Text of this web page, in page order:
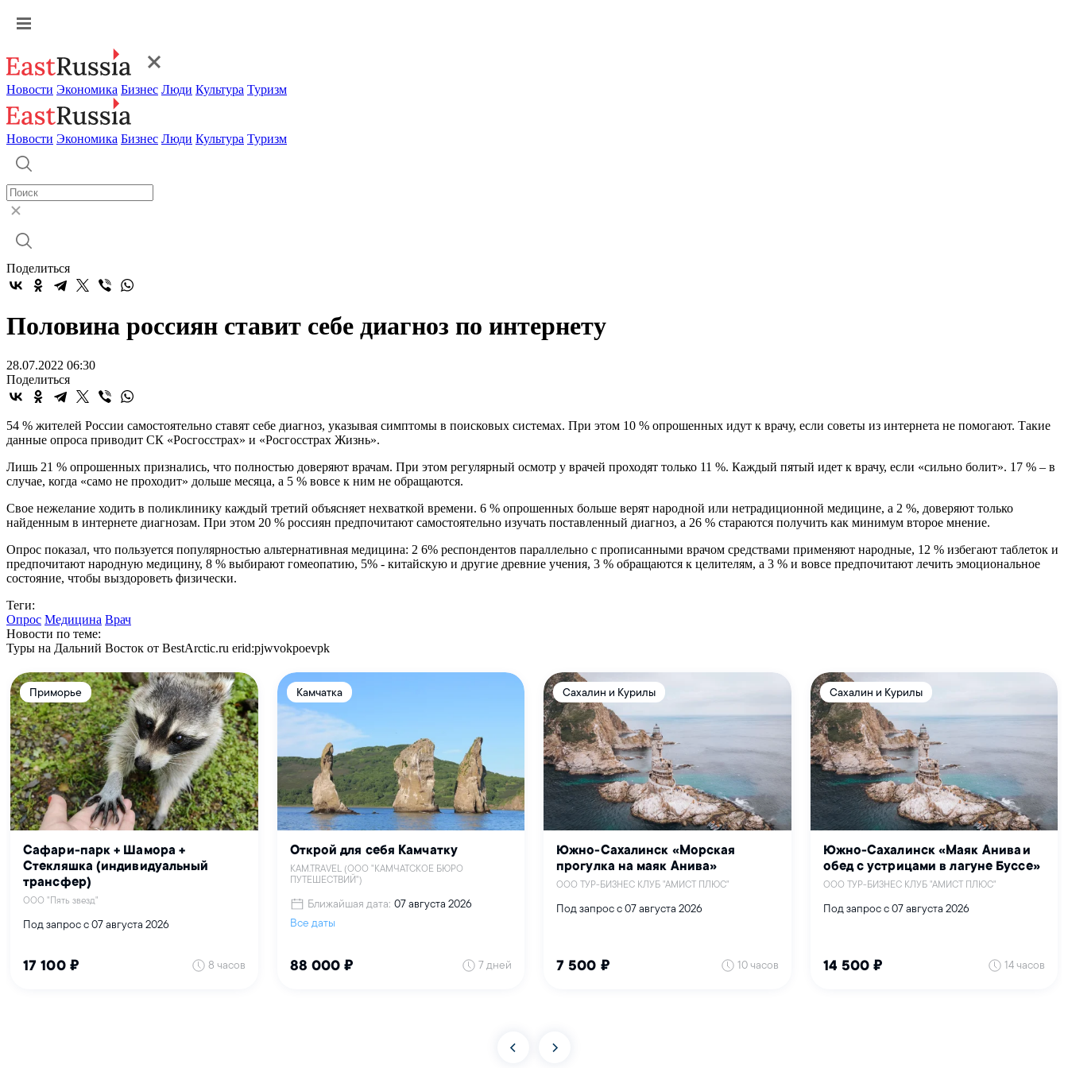
Новости Экономика Бизнес Люди Культура Туризм
Новости Экономика Бизнес Люди Культура Туризм
Поделиться
Половина россиян ставит себе диагноз по интернету
28.07.2022 06:30
Поделиться
54 % жителей России самостоятельно ставят себе диагноз, указывая симптомы в поисковых системах. При этом 10 % опрошенных идут к врачу, если советы из интернета не помогают. Такие
данные опроса приводит СК «Росгосстрах» и «Росгосстрах Жизнь».
Лишь 21 % опрошенных признались, что полностью доверяют врачам. При этом регулярный осмотр у врачей проходят только 11 %. Каждый пятый идет к врачу, если «сильно болит». 17 % – в
случае, когда «само не проходит» дольше месяца, а 5 % вовсе к ним не обращаются.
Свое нежелание ходить в поликлинику каждый третий объясняет нехваткой времени. 6 % опрошенных больше верят народной или нетрадиционной медицине, а 2 %, доверяют только
найденным в интернете диагнозам. При этом 20 % россиян предпочитают самостоятельно изучать поставленный диагноз, а 26 % стараются получить как минимум второе мнение.
Опрос показал, что пользуется популярностью альтернативная медицина: 2 6% респондентов параллельно с прописанными врачом средствами применяют народные, 12 % избегают таблеток и
предпочитают народную медицину, 8 % выбирают гомеопатию, 5% - китайскую и другие древние учения, 3 % обращаются к целителям, а 3 % и вовсе предпочитают лечить эмоциональное
состояние, чтобы выздороветь физически.
Теги:
Опрос Медицина Врач
Новости по теме:
Туры на Дальний Восток от BestArctic.ru erid:pjwvokpoevpk